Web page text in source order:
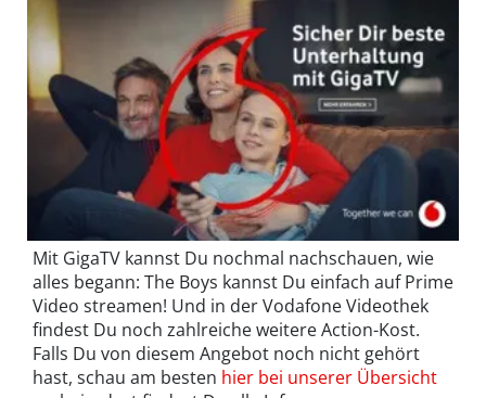
Mit GigaTV kannst Du nochmal nachschauen, wie
alles begann: The Boys kannst Du einfach auf Prime
Video streamen! Und in der Vodafone Videothek
findest Du noch zahlreiche weitere Action-Kost.
Falls Du von diesem Angebot noch nicht gehört
hast, schau am besten hier bei unserer Übersicht